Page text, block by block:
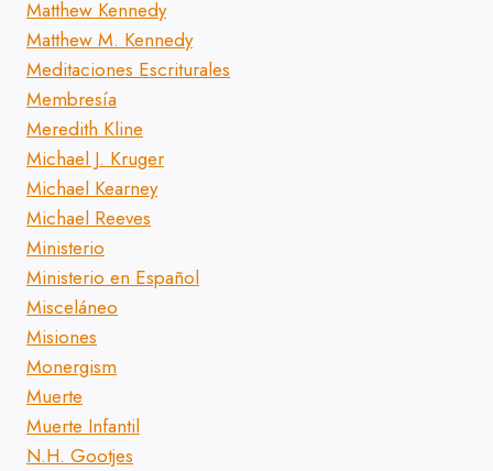
Matthew Kennedy
Matthew M. Kennedy
Meditaciones Escriturales
Membresía
Meredith Kline
Michael J. Kruger
Michael Kearney
Michael Reeves
Ministerio
Ministerio en Español
Misceláneo
Misiones
Monergism
Muerte
Muerte Infantil
N.H. Gootjes